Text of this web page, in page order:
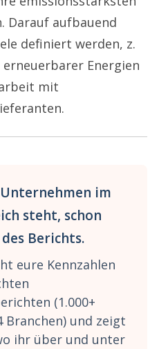
Darauf aufbauend
definiert werden, z.
erneuerbarer Energien
mit
im
steht, schon
Berichts.
eure Kennzahlen
(1.000+
Branchen) und zeigt
ihr über und unter